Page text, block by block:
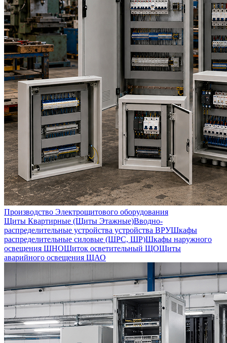
Производство Электрощитового оборудования
Щиты Квартирные (Щиты Этажные)Вводно-
распределительные устройства устройства ВРУШкафы
распределительные силовые (ШРС, ШР)Шкафы наружного
освещения ШНОЩиток осветительный ЩОЩиты
аварийного освещения ЩАО